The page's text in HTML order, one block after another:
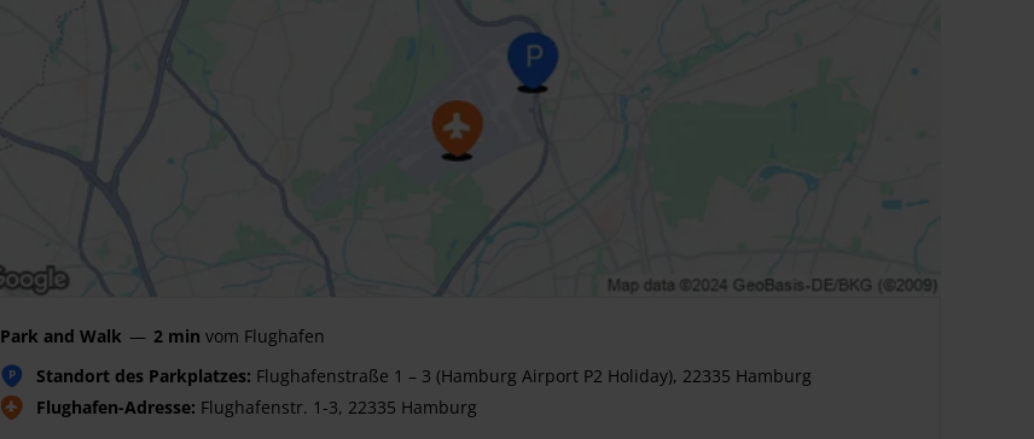
Park and Walk — 2 min vom Flughafen
P Standort des Parkplatzes: Flughafenstraße 1 – 3 (Hamburg Airport P2 Holiday), 22335 Hamburg
Flughafen-Adresse: Flughafenstr. 1-3, 22335 Hamburg